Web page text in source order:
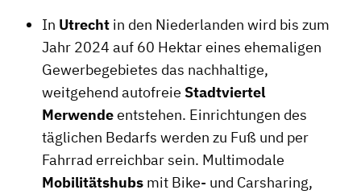
In Utrecht in den Niederlanden wird bis zum
Jahr 2024 auf 60 Hektar eines ehemaligen
Gewerbegebietes das nachhaltige,
weitgehend autofreie Stadtviertel
Merwendeentstehen. Einrichtungen des
täglichen Bedarfs werden zu Fuß und per
Fahrrad erreichbar sein. Multimodale
Mobilitätshubs mit Bike- und Carsharing,